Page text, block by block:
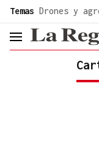
Temas Drones y
header.menu.open